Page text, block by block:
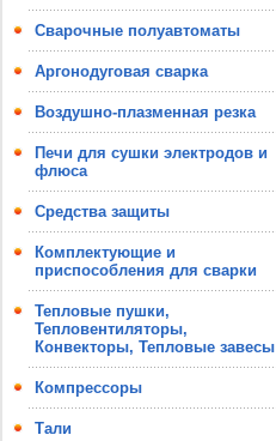
Сварочные полуавтоматы
Аргонодуговая сварка
Воздушно-плазменная резка
Печи для сушки электродов и
флюса
Средства защиты
Комплектующие и
приспособления для сварки
Тепловые пушки,
Тепловентиляторы,
Конвекторы, Тепловые завесы
Компрессоры
Тали